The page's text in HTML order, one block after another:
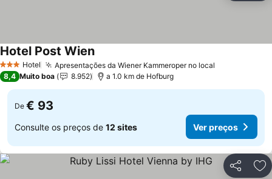
3 EstrelasHotel Apresentações da Wiener Kammeroper no local
Hotel Post Wien
8,4 Muito boa 8.952 a 1.0 km de Hofburg
De € 93
Consulte os preços de 12 sites Ver preços
Partilhar